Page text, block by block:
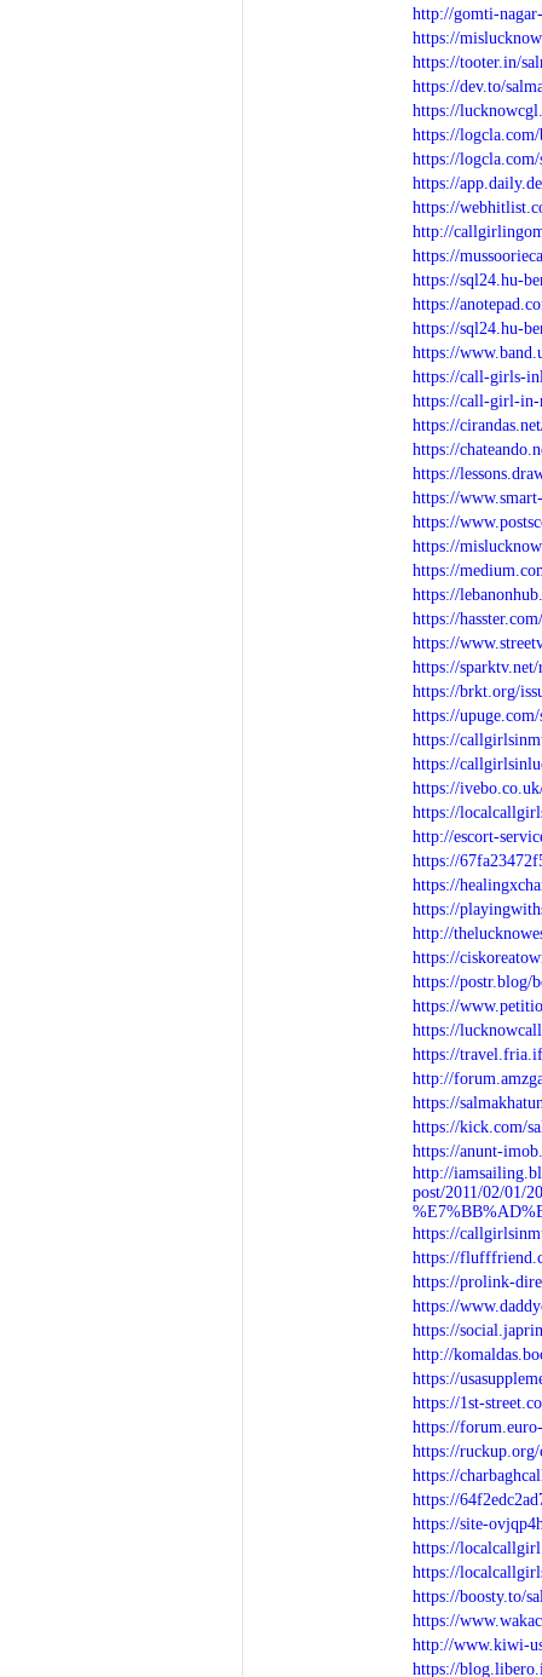
http://gomti-
https://
https://tooter.in/
https://dev.to/
https://
https://
https://logcla.com/
https://
https://
http://
https://
https://sql24.hu-
https://
https://sql24.hu-
https://
https://call-girls-
https://call-girl-in-
https://
https://
https://
https://
https://
https://
https://
https://
https://
https://
https://
https://brkt.org/
https://
https://
https://
https://
https://
http://escort-
https://
https://
https://
http://
https://
https://postr.blog/
https://
https://
https://
http://
https://
https://kick.com/
https://anunt-
http://
post/2011/02/01/
https://
https://
https://prolink-
https://
https://
http://
https://
https://1st-
https://
https://
https://
https://
https://site-
https://
https://
https://boosty.to/
https://
http://www.kiwi-
https://